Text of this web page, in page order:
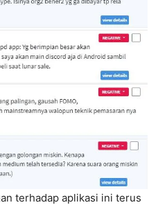
terhadap aplikasi ini terus